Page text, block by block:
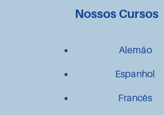
Nossos Cursos
Alemão
Espanhol
Francês